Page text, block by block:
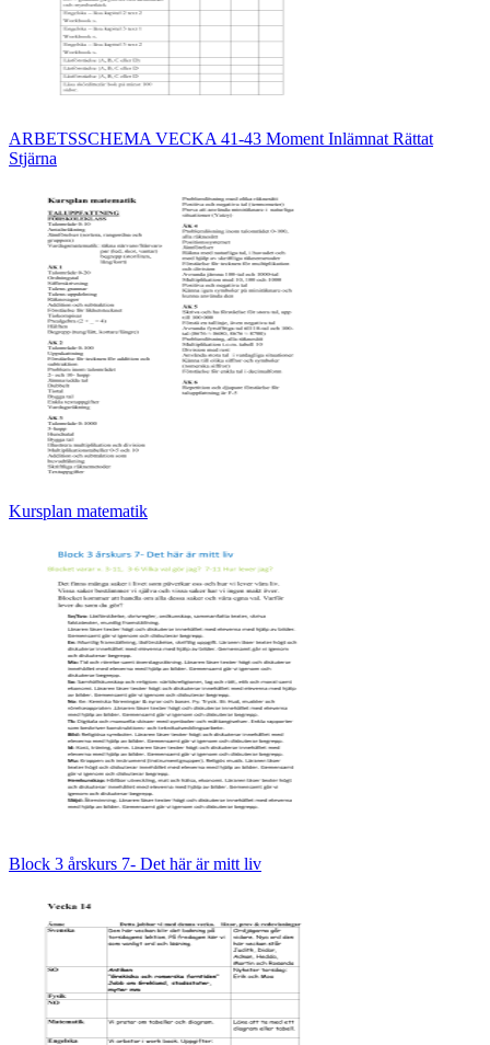
ARBETSSCHEMA VECKA 41-43 Moment Inlämnat Rättat
Stjärna
Kursplan matematik
Block 3 årskurs 7- Det här är mitt liv